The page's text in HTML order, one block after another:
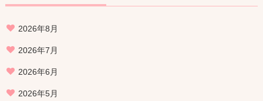
2026年8月
2026年7月
2026年6月
2026年5月